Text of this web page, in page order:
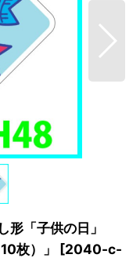
形「子供の日」
枚）」
[2040-c-